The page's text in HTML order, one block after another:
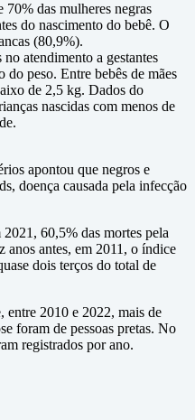
das mulheres negras
do nascimento do bebê. O
(80,9%).
atendimento a gestantes
do peso. Entre bebês de mães
de 2,5 kg. Dados do
nascidas com menos de
apontou que negros e
doença causada pela infecção
60,5% das mortes pela
anos antes, em 2011, o índice
dois terços do total de
entre 2010 e 2022, mais de
foram de pessoas pretas. No
registrados por ano.